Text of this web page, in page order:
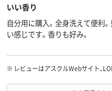
いい香り
自分用に購入。全身洗えて便利
い感じです。香りも好み。
※ レビューはアスクルWebサイト、